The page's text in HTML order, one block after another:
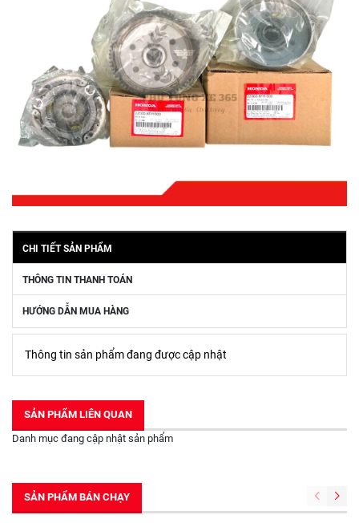
CHI TIẾT SẢN PHẨM
THÔNG TIN THANH TOÁN
HƯỚNG DẪN MUA HÀNG
Thông tin sản phẩm đang được cập nhật
SẢN PHẨM LIÊN QUAN
Danh mục đang cập nhật sản phẩm
SẢN PHẨM BÁN CHẠY